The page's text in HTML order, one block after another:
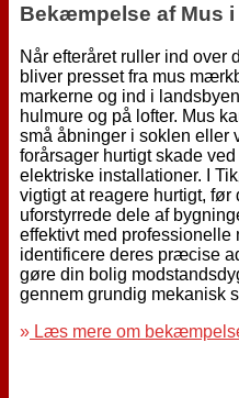
Bekæmpelse af Mus i
Når efteråret ruller ind
bliver presset fra mus
markerne og ind i
hulmure og på lofter. Mus
små åbninger i soklen eller
forårsager hurtigt skade
elektriske installationer. I
vigtigt at reagere hurtigt, før
uforstyrrede dele af
effektivt med professionelle
identificere deres præcise
gøre din bolig
gennem grundig mekanisk
» Læs mere om